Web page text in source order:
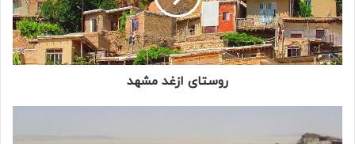
روستای ازغد مشهد